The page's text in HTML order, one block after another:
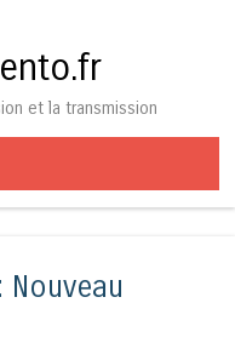
et la transmission
Nouveau